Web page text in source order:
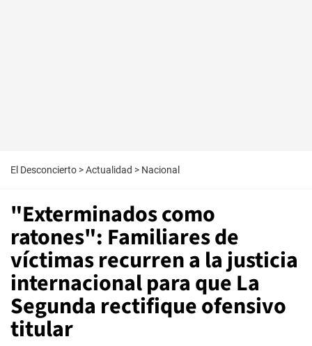
El Desconcierto >Actualidad > Nacional
"Exterminados como
ratones": Familiares de
víctimas recurren a la justicia
internacional para que La
Segunda rectifique ofensivo
titular